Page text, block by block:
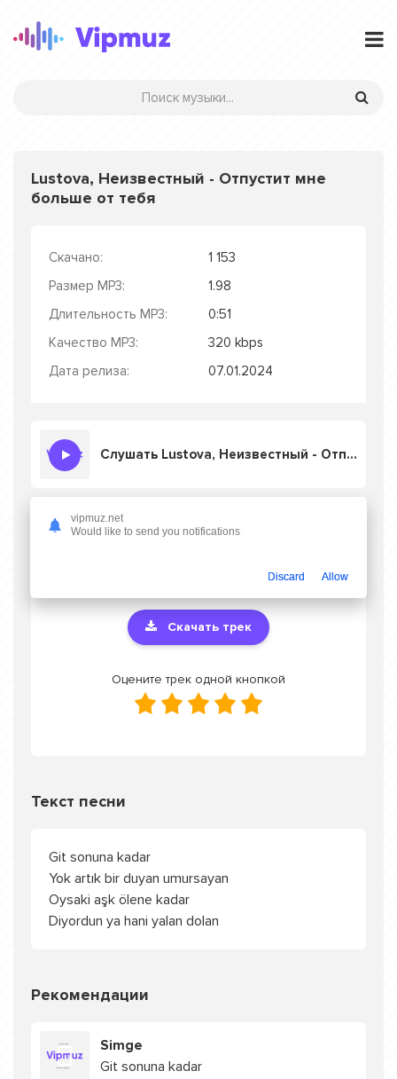
Lustova, Неизвестный - Отпустит мне
больше от тебя
Скачано:
1 153
Размер MP3:
1.98
Длительность MP3:
0:51
Качество MP3:
320 kbps
Дата релиза:
07.01.2024
Слушать Lustova, Неизвестный - Отпустит мне больше от тебя
Скачать песню Lustova, Неизвестный -
Скачать трек
Оцените трек одной кнопкой
Текст песни
Git sonuna kadar
Yok artık bir duyan umursayan
Oysaki aşk ölene kadar
Diyordun ya hani yalan dolan
Рекомендации
Simge
Git sonuna kadar
vipmuz.net
Would like to send you notifications
Discard Allow